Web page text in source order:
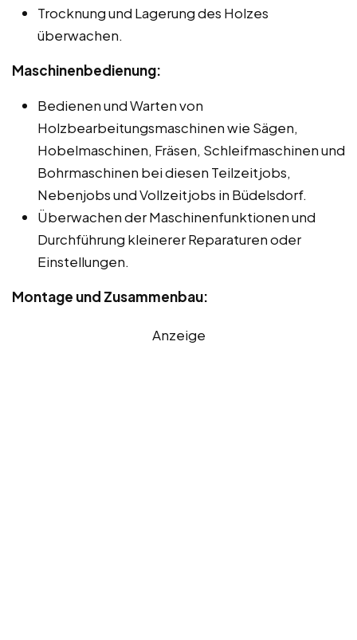
Trocknung und Lagerung des Holzes
überwachen.
Maschinenbedienung:
Bedienen und Warten von
Holzbearbeitungsmaschinen wie Sägen,
Hobelmaschinen, Fräsen, Schleifmaschinen und
Bohrmaschinen bei diesen Teilzeitjobs,
Nebenjobs und Vollzeitjobs in Büdelsdorf.
Überwachen der Maschinenfunktionen und
Durchführung kleinerer Reparaturen oder
Einstellungen.
Montage und Zusammenbau:
Anzeige